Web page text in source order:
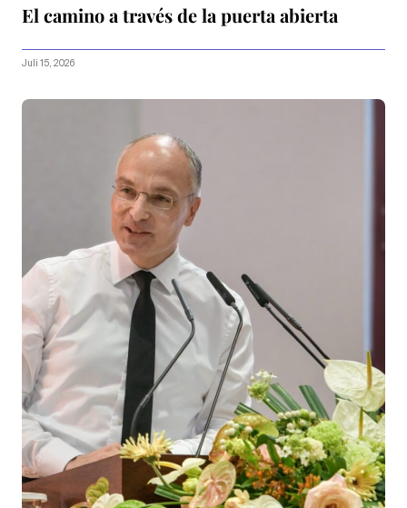
El camino a través de la puerta abierta
Juli 15, 2026